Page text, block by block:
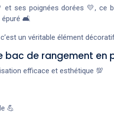
ses poignées dorées 💛, ce
épuré 🛋️
un véritable élément
bac de rangement en
efficace et esthétique 💯
💪